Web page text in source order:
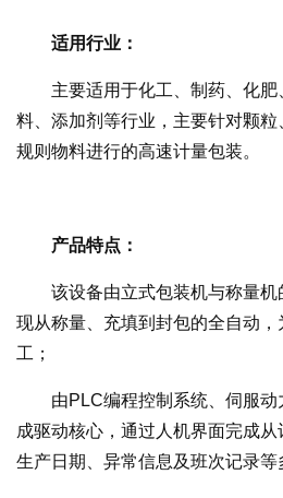
适用行业：
主要适用于化工、制药、化
料、添加剂等行业，主要针对颗
规则物料进行的高速计量包装。
产品特点：
该设备由立式包装机与称量
现从称量、充填到封包的全自动，
工；
由PLC编程控制系统、伺服
成驱动核心，通过人机界面完成从
生产日期、异常信息及班次记录等